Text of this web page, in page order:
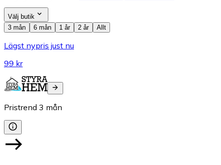
Välj butik
3 mån
6 mån 1 år 2 år Allt
Lägst nypris just nu
99 kr
Pristrend 3 mån